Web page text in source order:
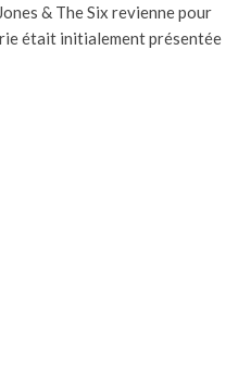
& The Six revienne pour
était initialement présentée